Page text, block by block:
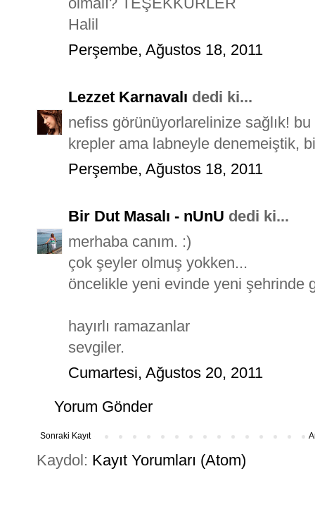
Halil
Perşembe, Ağustos 18, 2011
Lezzet Karnavalı dedi ki...
nefiss görünüyorlarelinize sağlık!
krepler ama labneyle denemeiştik,
Perşembe, Ağustos 18, 2011
Bir Dut Masalı - nUnU dedi ki...
merhaba canım. :)
çok şeyler olmuş yokken...
öncelikle yeni evinde yeni şehrinde
hayırlı ramazanlar
sevgiler.
Cumartesi, Ağustos 20, 2011
Yorum Gönder
Sonraki Kayıt
Kaydol: Kayıt Yorumları (Atom)